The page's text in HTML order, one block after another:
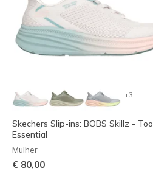
+3
Skechers Slip-ins: BOBS Skillz - Too
Essential
Mulher
€ 80,00